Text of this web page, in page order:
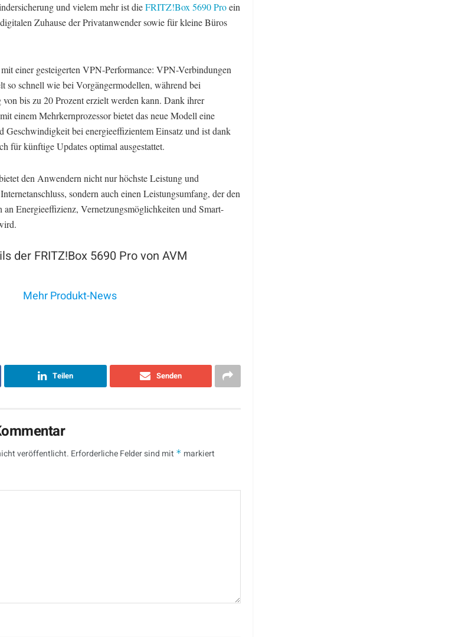
und vielem mehr ist dieFRITZ!Box 5690 Proein
Zuhause der Privatanwender sowie für kleine Büros
einer gesteigerten VPN-Performance: VPN-Verbindungen
so schnell wie bei Vorgängermodellen, während bei
bis zu 20 Prozent erzielt werden kann. Dank ihrer
einem Mehrkernprozessor bietet das neue Modell eine
Geschwindigkeit bei energieeffizientem Einsatz und ist dank
für künftige Updates optimal ausgestattet.
den Anwendern nicht nur höchste Leistung und
sondern auch einen Leistungsumfang, der den
Energieeffizienz, Vernetzungsmöglichkeiten und Smart-
der FRITZ!Box 5690 Pro von AVM
Mehr Produkt-News
Teilen Senden
veröffentlicht. Erforderliche Felder sind mit * markiert